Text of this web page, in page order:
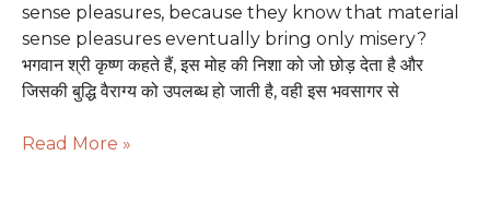
sense pleasures, because they know that material
sense pleasures eventually bring only misery?
भगवान श्री कृष्‍ण कहते हैं, इस मोह की निशा को जो छोड़ देता है और
जिसकी बुद्धि वैराग्य को उपलब्ध हो जाती है, वही इस भवसागर से
कैसे
बचें
?
|
Gita
Read More »